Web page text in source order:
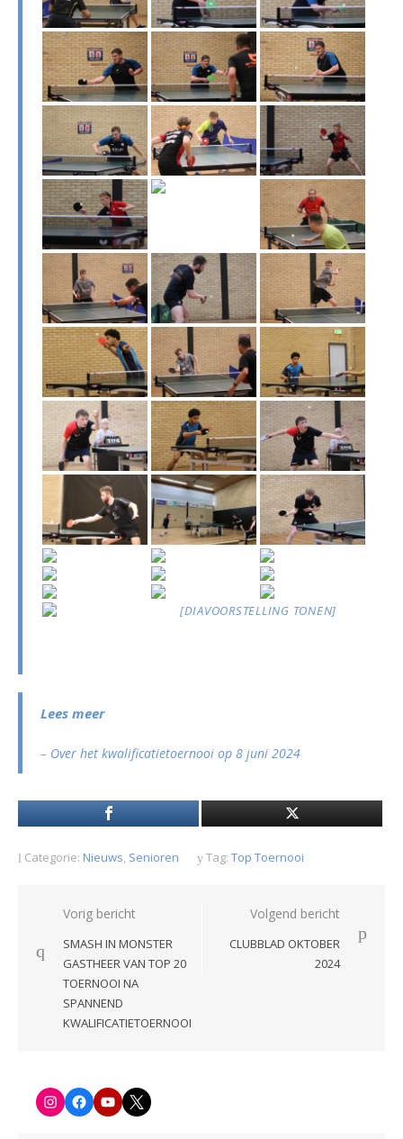
[DIAVOORSTELLING TONEN]
Lees meer
– Over het kwalificatietoernooi op 8 juni 2024
Categorie: Nieuws, Senioren Tag: Top Toernooi
Bericht
navigatie
Vorig bericht
SMASH IN MONSTER
GASTHEER VAN TOP 20
TOERNOOI NA
SPANNEND
KWALIFICATIETOERNOOI
Volgend bericht
CLUBBLAD OKTOBER
2024
InstagramFacebook-
pagina
YoutubeTwitter